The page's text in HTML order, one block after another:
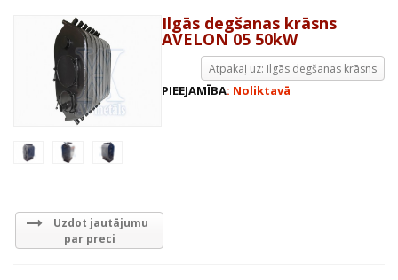
Uzdot jautājumu
par preci
Ilgās degšanas krāsns
AVELON 05 50kW
Atpakaļ uz: Ilgās degšanas krāsns
PIEEJAMĪBA: Noliktavā